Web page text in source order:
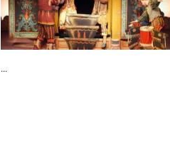
...